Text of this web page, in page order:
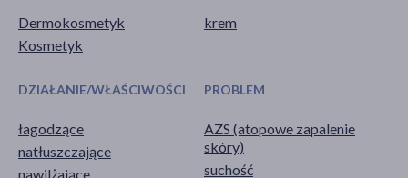
Dermokosmetyk
Kosmetyk
krem
DZIAŁANIE/WŁAŚCIWOŚCI
łagodzące
natłuszczające
nawilżające
PROBLEM
AZS (atopowe zapalenie
skóry)
suchość